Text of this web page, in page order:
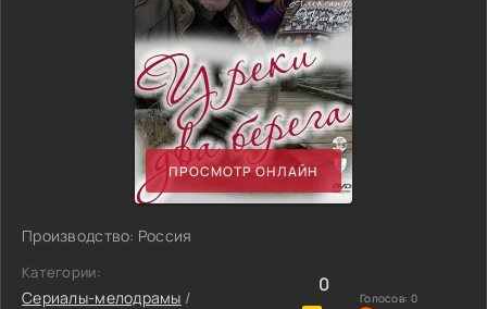
ПРОСМОТР ОНЛАЙН
Производство: Россия
Категории:
Сериалы-мелодрамы /
0
Голосов: 0